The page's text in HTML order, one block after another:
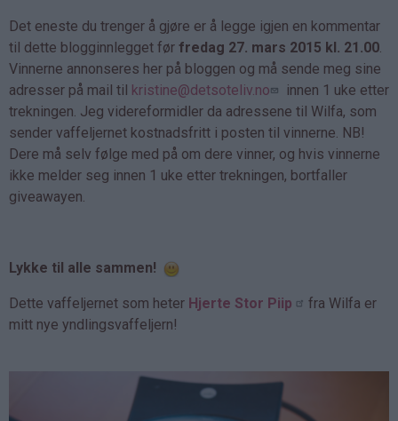
Det eneste du trenger å gjøre er å legge igjen en kommentar
til dette blogginnlegget før fredag 27. mars 2015 kl. 21.00.
Vinnerne annonseres her på bloggen og må sende meg sine
adresser på mail til kristine@detsoteliv.no
innen 1 uke etter
trekningen. Jeg videreformidler da adressene til Wilfa, som
sender vaffeljernet kostnadsfritt i posten til vinnerne. NB!
Dere må selv følge med på om dere vinner, og hvis vinnerne
ikke melder seg innen 1 uke etter trekningen, bortfaller
giveawayen.
Lykke til alle sammen!
Dette vaffeljernet som heter Hjerte Stor Piip
fra Wilfa er
mitt nye yndlingsvaffeljern!